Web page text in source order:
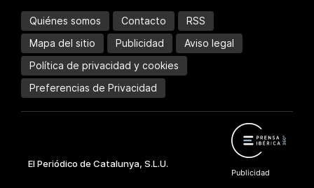
Quiénes somos Contacto
RSS
Mapa del sitio
Publicidad
Aviso legal
Política de privacidad y cookies
Preferencias de Privacidad